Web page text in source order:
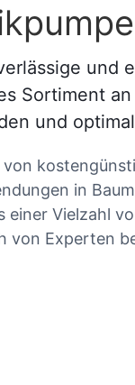
und
Sortiment
und
von
in
einer Vielzahl
von Experten